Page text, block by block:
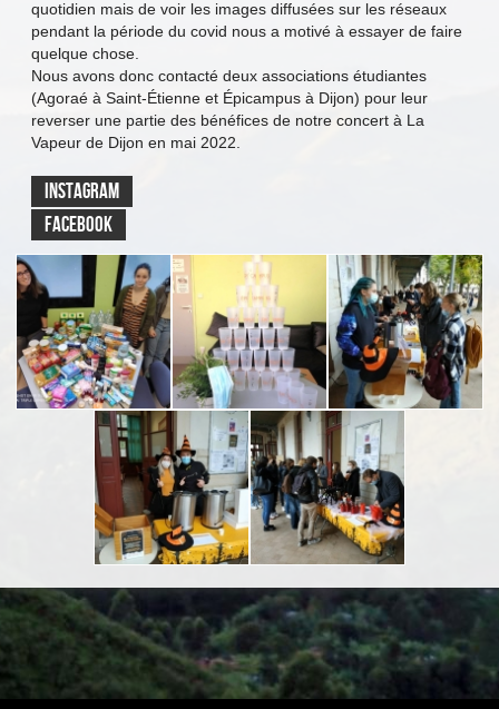
quotidien mais de voir les images diffusées sur les réseaux
pendant la période du covid nous a motivé à essayer de faire
quelque chose.
Nous avons donc contacté deux associations étudiantes
(Agoraé à Saint-Étienne et Épicampus à Dijon) pour leur
reverser une partie des bénéfices de notre concert à La
Vapeur de Dijon en mai 2022.
Instagram
Facebook